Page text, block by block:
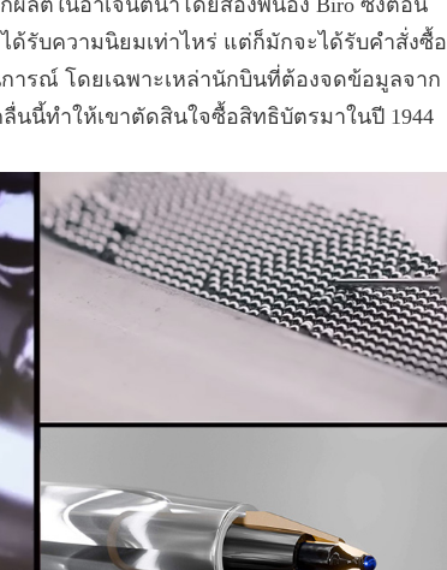
รับความนิยมเท่าไหร่ แต่ก็มักจะได้รับคำสั่งซื้อ
ารณ์ โดยเฉพาะเหล่านักบินที่ต้องจดข้อมูลจาก
นนี้ทำให้เขาตัดสินใจซื้อสิทธิบัตรมาในปี 1944